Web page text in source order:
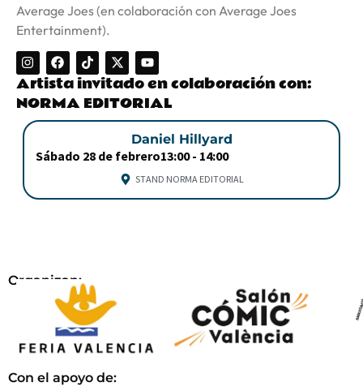
Average Joes (en colaboración con Average Joes
Entertainment).
Artista invitado en colaboración con:
NORMA EDITORIAL
Daniel Hillyard
Sábado 28 de febrero13:00 - 14:00
STAND NORMA EDITORIAL
Organizan:
Con el apoyo de: